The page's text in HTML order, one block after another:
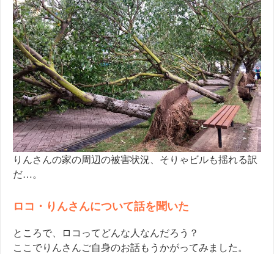
りんさんの家の周辺の被害状況、そりゃビルも揺れる訳
だ…。
ロコ・りんさんについて話を聞いた
ところで、ロコってどんな人なんだろう？
ここでりんさんご自身のお話もうかがってみました。